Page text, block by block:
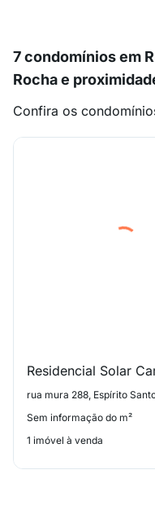
7 condomínios em
Rocha e
Confira os
Residencial Solar
rua mura 288, Espírito
Sem informação do m²
1 imóvel à venda